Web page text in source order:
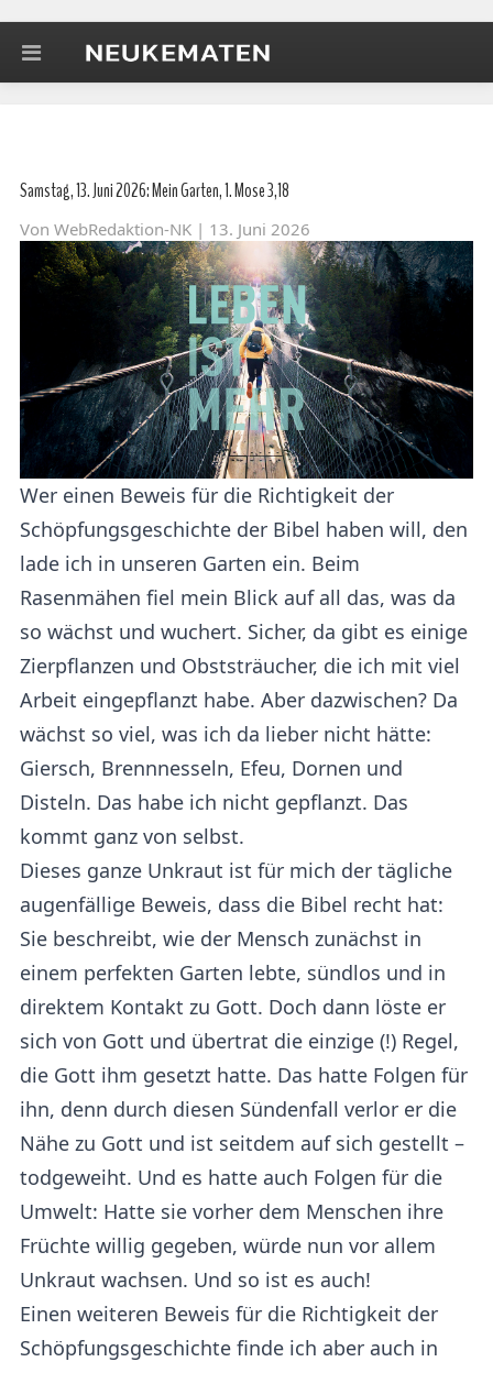
Samstag, 13. Juni 2026: Mein Garten, 1. Mose 3,18
Von WebRedaktion-NK | 13. Juni 2026
Wer einen Beweis für die Richtigkeit der
Schöpfungsgeschichte der Bibel haben will, den
lade ich in unseren Garten ein. Beim
Rasenmähen fiel mein Blick auf all das, was da
so wächst und wuchert. Sicher, da gibt es einige
Zierpflanzen und Obststräucher, die ich mit viel
Arbeit eingepflanzt habe. Aber dazwischen? Da
wächst so viel, was ich da lieber nicht hätte:
Giersch, Brennnesseln, Efeu, Dornen und
Disteln. Das habe ich nicht gepflanzt. Das
kommt ganz von selbst.
Dieses ganze Unkraut ist für mich der tägliche
augenfällige Beweis, dass die Bibel recht hat:
Sie beschreibt, wie der Mensch zunächst in
einem perfekten Garten lebte, sündlos und in
direktem Kontakt zu Gott. Doch dann löste er
sich von Gott und übertrat die einzige (!) Regel,
die Gott ihm gesetzt hatte. Das hatte Folgen für
ihn, denn durch diesen Sündenfall verlor er die
Nähe zu Gott und ist seitdem auf sich gestellt –
todgeweiht. Und es hatte auch Folgen für die
Umwelt: Hatte sie vorher dem Menschen ihre
Früchte willig gegeben, würde nun vor allem
Unkraut wachsen. Und so ist es auch!
Einen weiteren Beweis für die Richtigkeit der
Schöpfungsgeschichte finde ich aber auch in